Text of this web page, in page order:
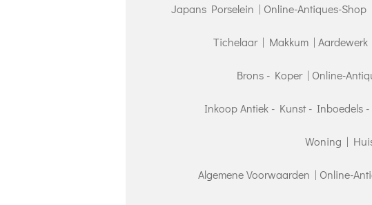
Japans Porselein | Online-Antiques-Shop
Tichelaar | Makkum | Aardewerk
Brons - Koper | Online-
Inkoop Antiek - Kunst - Inboedels
Woning |
Algemene Voorwaarden | Online-